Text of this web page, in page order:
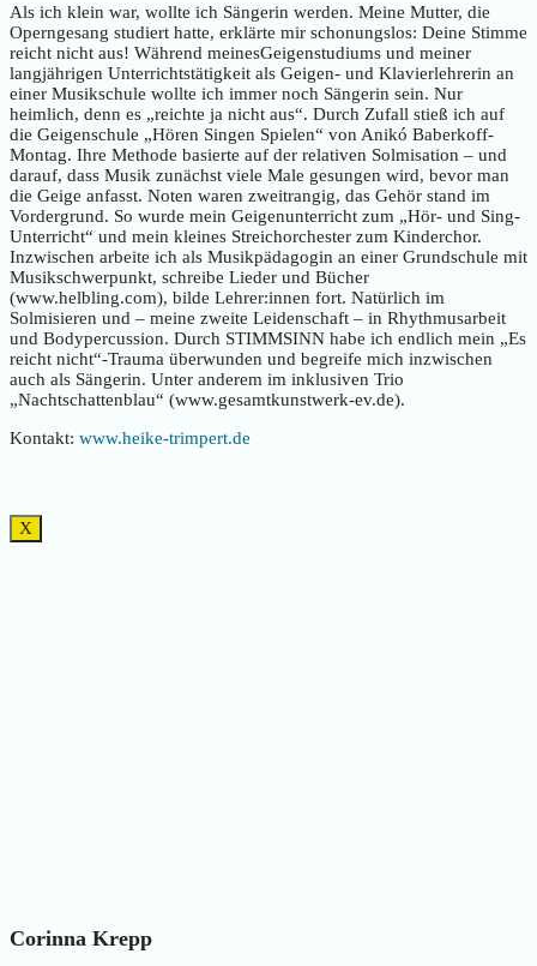
Als ich klein war, wollte ich Sängerin werden. Meine Mutter, die
Operngesang studiert hatte, erklärte mir schonungslos: Deine Stimme
reicht nicht aus! Während meinesGeigenstudiums und meiner
langjährigen Unterrichtstätigkeit als Geigen- und Klavierlehrerin an
einer Musikschule wollte ich immer noch Sängerin sein. Nur
heimlich, denn es „reichte ja nicht aus“. Durch Zufall stieß ich auf
die Geigenschule „Hören Singen Spielen“ von Anikó Baberkoff-
Montag. Ihre Methode basierte auf der relativen Solmisation – und
darauf, dass Musik zunächst viele Male gesungen wird, bevor man
die Geige anfasst. Noten waren zweitrangig, das Gehör stand im
Vordergrund. So wurde mein Geigenunterricht zum „Hör- und Sing-
Unterricht“ und mein kleines Streichorchester zum Kinderchor.
Inzwischen arbeite ich als Musikpädagogin an einer Grundschule mit
Musikschwerpunkt, schreibe Lieder und Bücher
(www.helbling.com), bilde Lehrer:innen fort. Natürlich im
Solmisieren und – meine zweite Leidenschaft – in Rhythmusarbeit
und Bodypercussion. Durch STIMMSINN habe ich endlich mein „Es
reicht nicht“-Trauma überwunden und begreife mich inzwischen
auch als Sängerin. Unter anderem im inklusiven Trio
„Nachtschattenblau“ (www.gesamtkunstwerk-ev.de).
Kontakt: www.heike-trimpert.de
X
Corinna Krepp